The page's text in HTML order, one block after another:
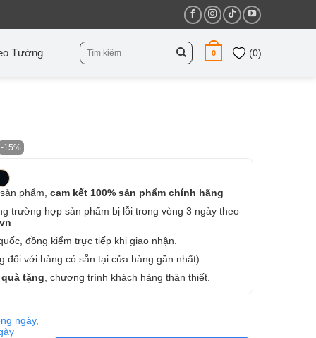
Tường
Tìm
kiếm:
0 (0)
-15%
phẩm, cam kết 100% sản phẩm chính hãng
trường hợp sản phẩm bị lỗi trong vòng 3 ngày theo
đồng kiểm trực tiếp khi giao nhận.
đối với hàng có sẵn tại cửa hàng gần nhất)
tặng , chương trình khách hàng thân thiết.
ngày,